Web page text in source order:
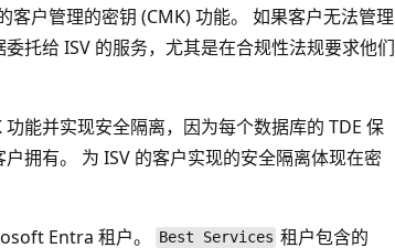
客户管理的密钥 (CMK) 功能。 如果客户无法管理
托给 ISV 的服务，尤其是在合规性法规要求他们
能并实现安全隔离，因为每个数据库的 TDE 保
拥有。 为 ISV 的客户实现的安全隔离体现在密
Entra 租户。
Best Services 租户包含的